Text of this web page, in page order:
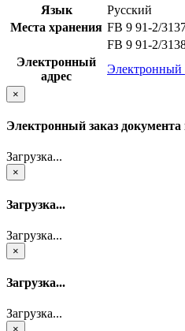
Язык
Русский
Места хранения FB 9 91-2/
FB 9 91-2/
Электронный
адрес
Электронный
×
Электронный заказ
Загрузка...
×
Загрузка...
Загрузка...
×
Загрузка...
Загрузка...